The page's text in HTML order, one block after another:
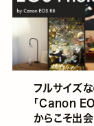
フルサイズ
「Canon
からこそ出